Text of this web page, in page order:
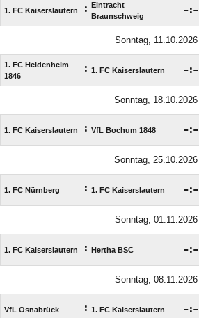
1. FC Kaiserslautern :
Eintracht
Braunschweig
:
Sonntag, 11.10.2026
1. FC Heidenheim
1846
: 1. FC Kaiserslautern :
Sonntag, 18.10.2026
1. FC Kaiserslautern : VfL Bochum 1848 :
Sonntag, 25.10.2026
1. FC Nürnberg : 1. FC Kaiserslautern :
Sonntag, 01.11.2026
1. FC Kaiserslautern : Hertha BSC :
Sonntag, 08.11.2026
VfL Osnabrück : 1. FC Kaiserslautern :